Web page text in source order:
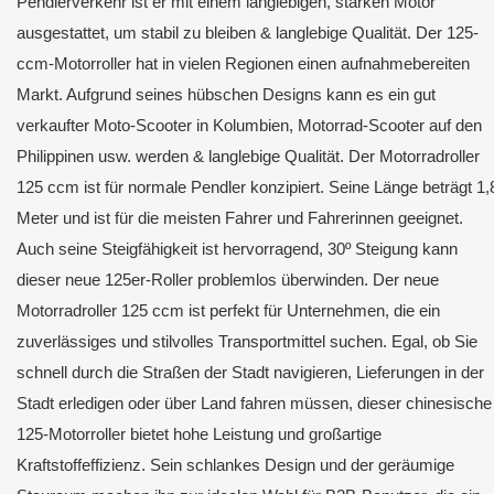
ausgestattet, um stabil zu bleiben & langlebige Qualität. Der 125-
ccm-Motorroller hat in vielen Regionen einen aufnahmebereiten
Markt. Aufgrund seines hübschen Designs kann es ein gut
verkaufter Moto-Scooter in Kolumbien, Motorrad-Scooter auf den
Philippinen usw. werden & langlebige Qualität. Der Motorradroller
125 ccm ist für normale Pendler konzipiert. Seine Länge beträgt
Meter und ist für die meisten Fahrer und Fahrerinnen geeignet.
Auch seine Steigfähigkeit ist hervorragend, 30º Steigung kann
dieser neue 125er-Roller problemlos überwinden. Der neue
Motorradroller 125 ccm ist perfekt für Unternehmen, die ein
zuverlässiges und stilvolles Transportmittel suchen. Egal, ob Sie
schnell durch die Straßen der Stadt navigieren, Lieferungen in der
Stadt erledigen oder über Land fahren müssen, dieser chinesische
125-Motorroller bietet hohe Leistung und großartige
Kraftstoffeffizienz. Sein schlankes Design und der geräumige